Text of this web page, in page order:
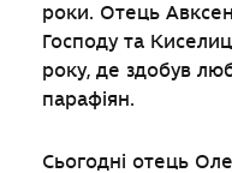
роки. Отець
Господу та
року, де здобув
парафіян.
Сьогодні отець